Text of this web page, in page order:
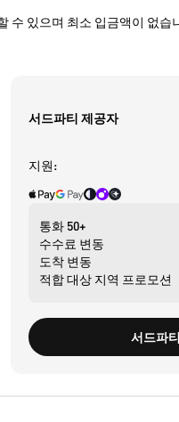
수 있으며 최소 입금액이 없습
서드파티 제공자
지원:
통화 50+
수수료 변동
도착 변동
적합 대상 지역 프로모션
서드파